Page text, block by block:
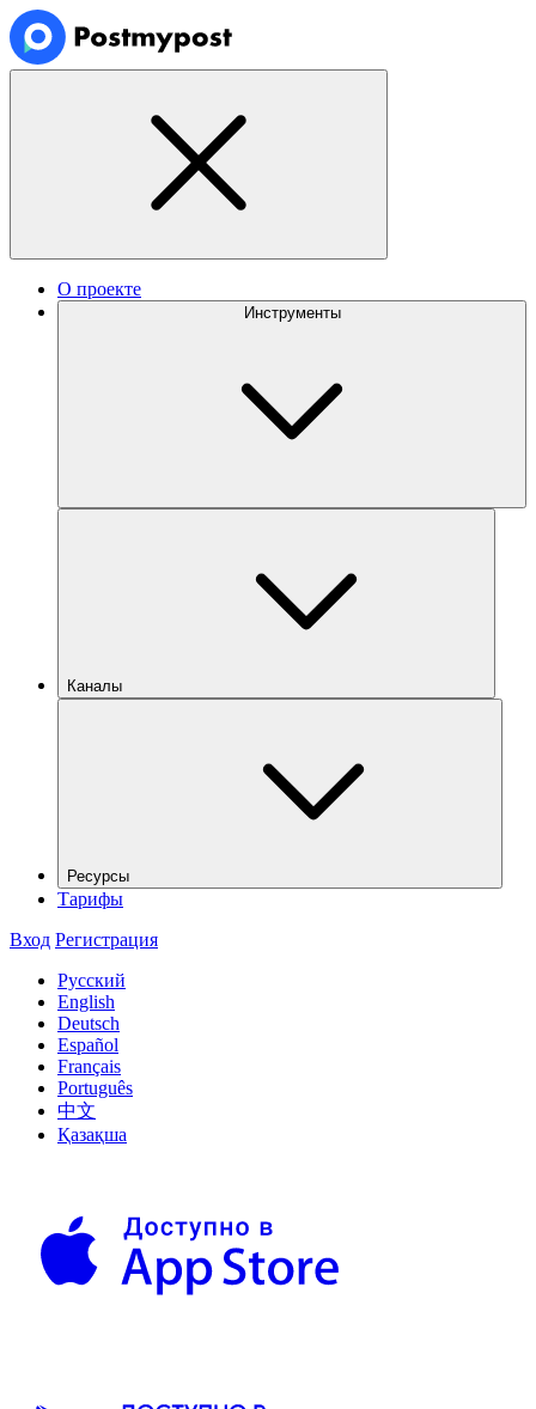
О проекте
Инструменты
Каналы
Ресурсы
Тарифы
Вход Регистрация
Русский
English
Deutsch
Español
Français
Português
中文
Қазақша